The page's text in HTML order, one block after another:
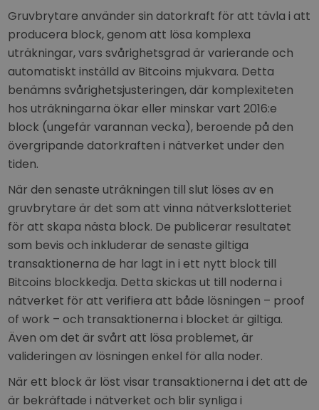
Gruvbrytare använder sin datorkraft för att tävla i att
producera block, genom att lösa komplexa
uträkningar, vars svårighetsgrad är varierande och
automatiskt inställd av Bitcoins mjukvara. Detta
benämns svårighetsjusteringen, där komplexiteten
hos uträkningarna ökar eller minskar vart 2016:e
block (ungefär varannan vecka), beroende på den
övergripande datorkraften i nätverket under den
tiden.
När den senaste uträkningen till slut löses av en
gruvbrytare är det som att vinna nätverkslotteriet
för att skapa nästa block. De publicerar resultatet
som bevis och inkluderar de senaste giltiga
transaktionerna de har lagt in i ett nytt block till
Bitcoins blockkedja. Detta skickas ut till noderna i
nätverket för att verifiera att både lösningen – proof
of work – och transaktionerna i blocket är giltiga.
Även om det är svårt att lösa problemet, är
valideringen av lösningen enkel för alla noder.
När ett block är löst visar transaktionerna i det att de
är bekräftade i nätverket och blir synliga i